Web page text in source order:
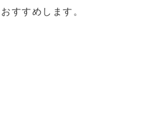
すすめします。